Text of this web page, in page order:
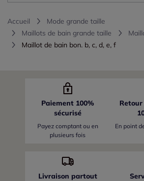
Accueil
Mode grande taille
Maillots de bain grande taille
Maillot de bain bon. b, c, d, e, f
Paiement 100%
sécurisé
Payez comptant ou en
plusieurs fois
En point
Livraison partout